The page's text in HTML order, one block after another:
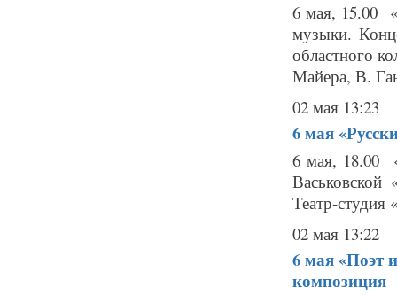
6 мая, 15.00
музыки.
областного
Майера, В.
02 мая 13:23
6 мая
6 мая, 18.00
Театр-студия
02 мая 13:22
6 мая«Поэт
композиция